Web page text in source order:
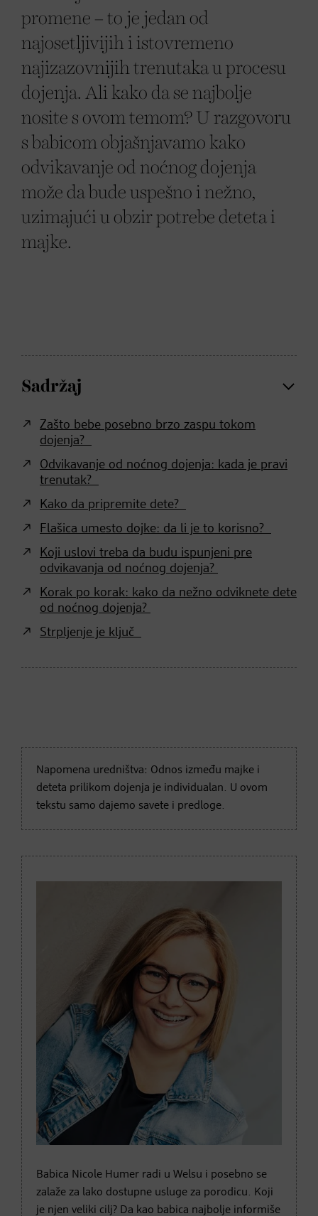
promene – to je jedan od
najosetljivijih i istovremeno
najizazovnijih trenutaka u procesu
dojenja. Ali kako da se najbolje
nosite s ovom temom? U razgovoru
s babicom objašnjavamo kako
odvikavanje od noćnog dojenja
može da bude uspešno i nežno,
uzimajući u obzir potrebe deteta i
majke.
Sadržaj
Zašto bebe posebno brzo zaspu tokom
dojenja?
Odvikavanje od noćnog dojenja: kada je pravi
trenutak?
Kako da pripremite dete?
Flašica umesto dojke: da li je to korisno?
Koji uslovi treba da budu ispunjeni pre
odvikavanja od noćnog dojenja?
Korak po korak: kako da nežno odviknete dete
od noćnog dojenja?
Strpljenje je ključ
Napomena uredništva: Odnos između majke i
deteta prilikom dojenja je individualan. U ovom
tekstu samo dajemo savete i predloge.
Babica Nicole Humer radi u Welsu i posebno se
zalaže za lako dostupne usluge za porodicu. Koji
je njen veliki cilj? Da kao babica najbolje informiše